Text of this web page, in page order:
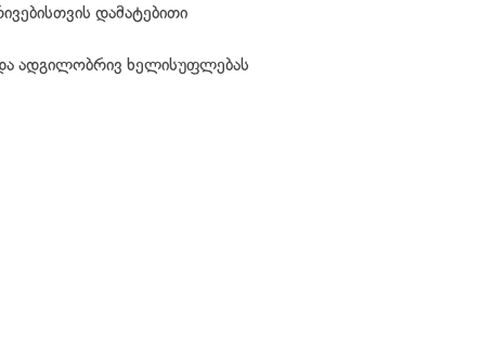
დამატებითი
ადგილობრივ ხელისუფლებას